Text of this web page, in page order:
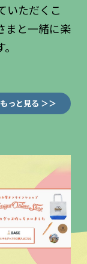
いただくこ
まと一緒に楽
もっと見る ＞＞